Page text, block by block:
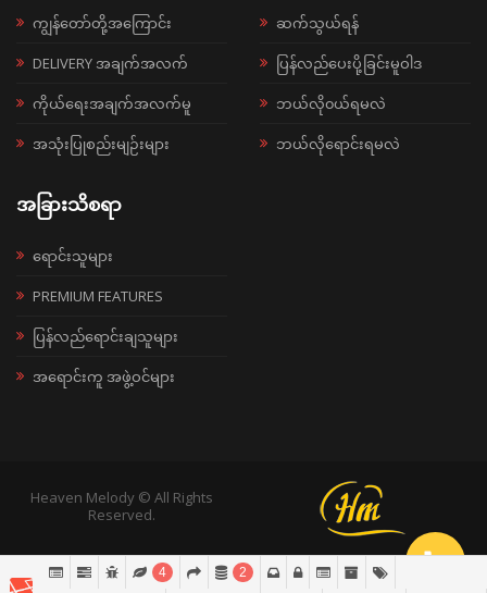
ကျွန်တော်တို့အကြောင်း
DELIVERY အချက်အလက်
ကိုယ်ရေးအချက်အလက်မူ
အသုံးပြုစည်းမျဉ်းများ
ဆက်သွယ်ရန်
ပြန်လည်ပေးပို့ခြင်းမူဝါဒ
ဘယ်လို၀ယ်ရမလဲ
ဘယ်လိုရောင်းရမလဲ
အခြားသိစရာ
ရောင်းသူများ
PREMIUM FEATURES
ပြန်လည်ရောင်းချသူများ
အရောင်းကူ အဖွဲ့ဝင်များ
Heaven Melody © All Rights
Reserved.
4 2